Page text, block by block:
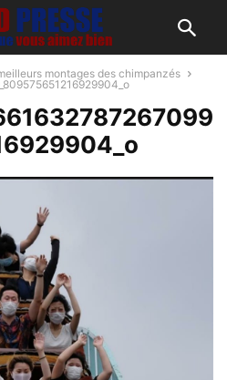
montages des chimpanzés